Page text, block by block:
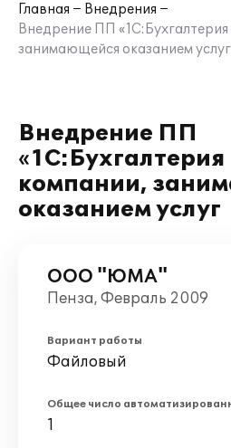
Главная
Внедрения
Внедрение ПП «1С:Бухгалтерия
занимающейся оказанием услуг
Внедрение ПП
«1С:Бухгалтерия
компании,
оказанием услуг
ООО "ЮМА"
Пенза, Февраль 2009
Вариант работы
Файловый
Общее число
1